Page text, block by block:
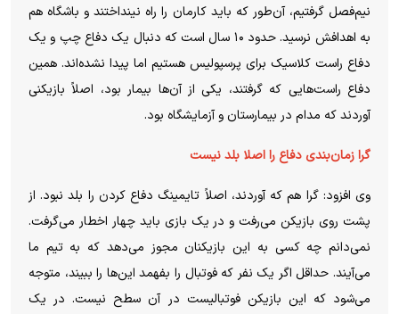
نیم‌فصل گرفتیم، آن‌طور که باید کارمان را راه نینداختند و باشگاه هم
به اهدافش نرسید. حدود ۱۰ سال است که دنبال یک دفاع چپ و یک
دفاع راست کلاسیک برای پرسپولیس هستیم اما پیدا نشده‌اند. همین
دفاع راست‌هایی که گرفتند، یکی از آن‌ها بیمار بود، اصلاً بازیکنی
آوردند که مدام در بیمارستان و آزمایشگاه بود.
گرا زمان‌بندی دفاع را اصلا بلد نیست
وی افزود: گرا هم که آوردند، اصلاً تایمینگ دفاع کردن را بلد نبود. از
پشت روی بازیکن می‌رفت و در یک بازی باید چهار اخطار می‌گرفت.
نمی‌دانم چه کسی به این بازیکنان مجوز می‌دهد که به تیم ما
می‌آیند. حداقل اگر یک نفر که فوتبال را بفهمد این‌ها را ببیند، متوجه
می‌شود که این بازیکن فوتبالیست در آن سطح نیست. در یک